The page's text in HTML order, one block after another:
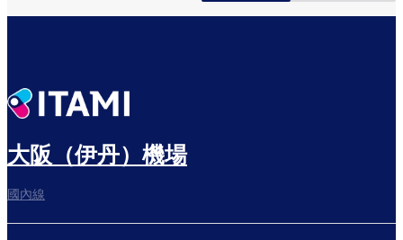
大阪（伊丹）機場
國內線